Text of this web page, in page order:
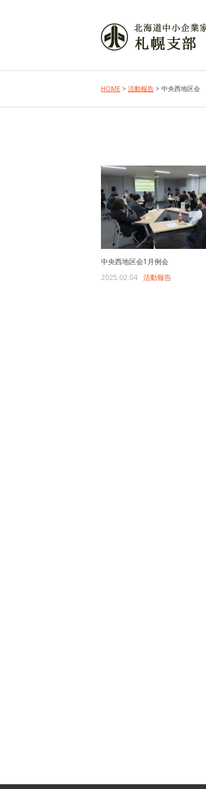
HOME > 活動報告 > 中央西地区会
中央西地区会1月例会
2025.02.04
活動報告